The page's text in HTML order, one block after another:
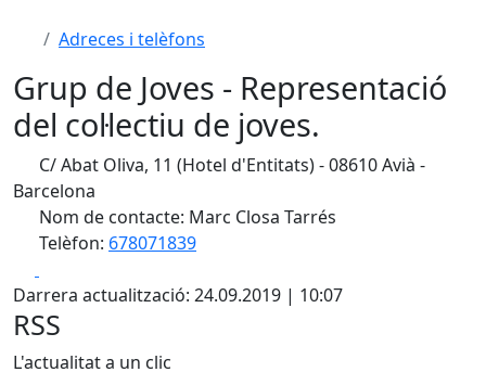
Adreces i telèfons
Grup de Joves - Representació
del col·lectiu de joves.
C/ Abat Oliva, 11 (Hotel d'Entitats) - 08610 Avià -
Barcelona
Nom de contacte: Marc Closa Tarrés
Telèfon: 678071839
Darrera actualització: 24.09.2019 | 10:07
RSS
L'actualitat a un clic